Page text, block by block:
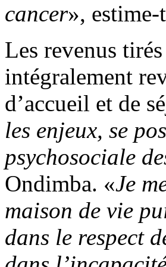
cancer»,
Les revenus
intégralement
d’accueil et de
les enjeux, se
psychosociale
Ondimba. «Je
maison de vie
dans le respect